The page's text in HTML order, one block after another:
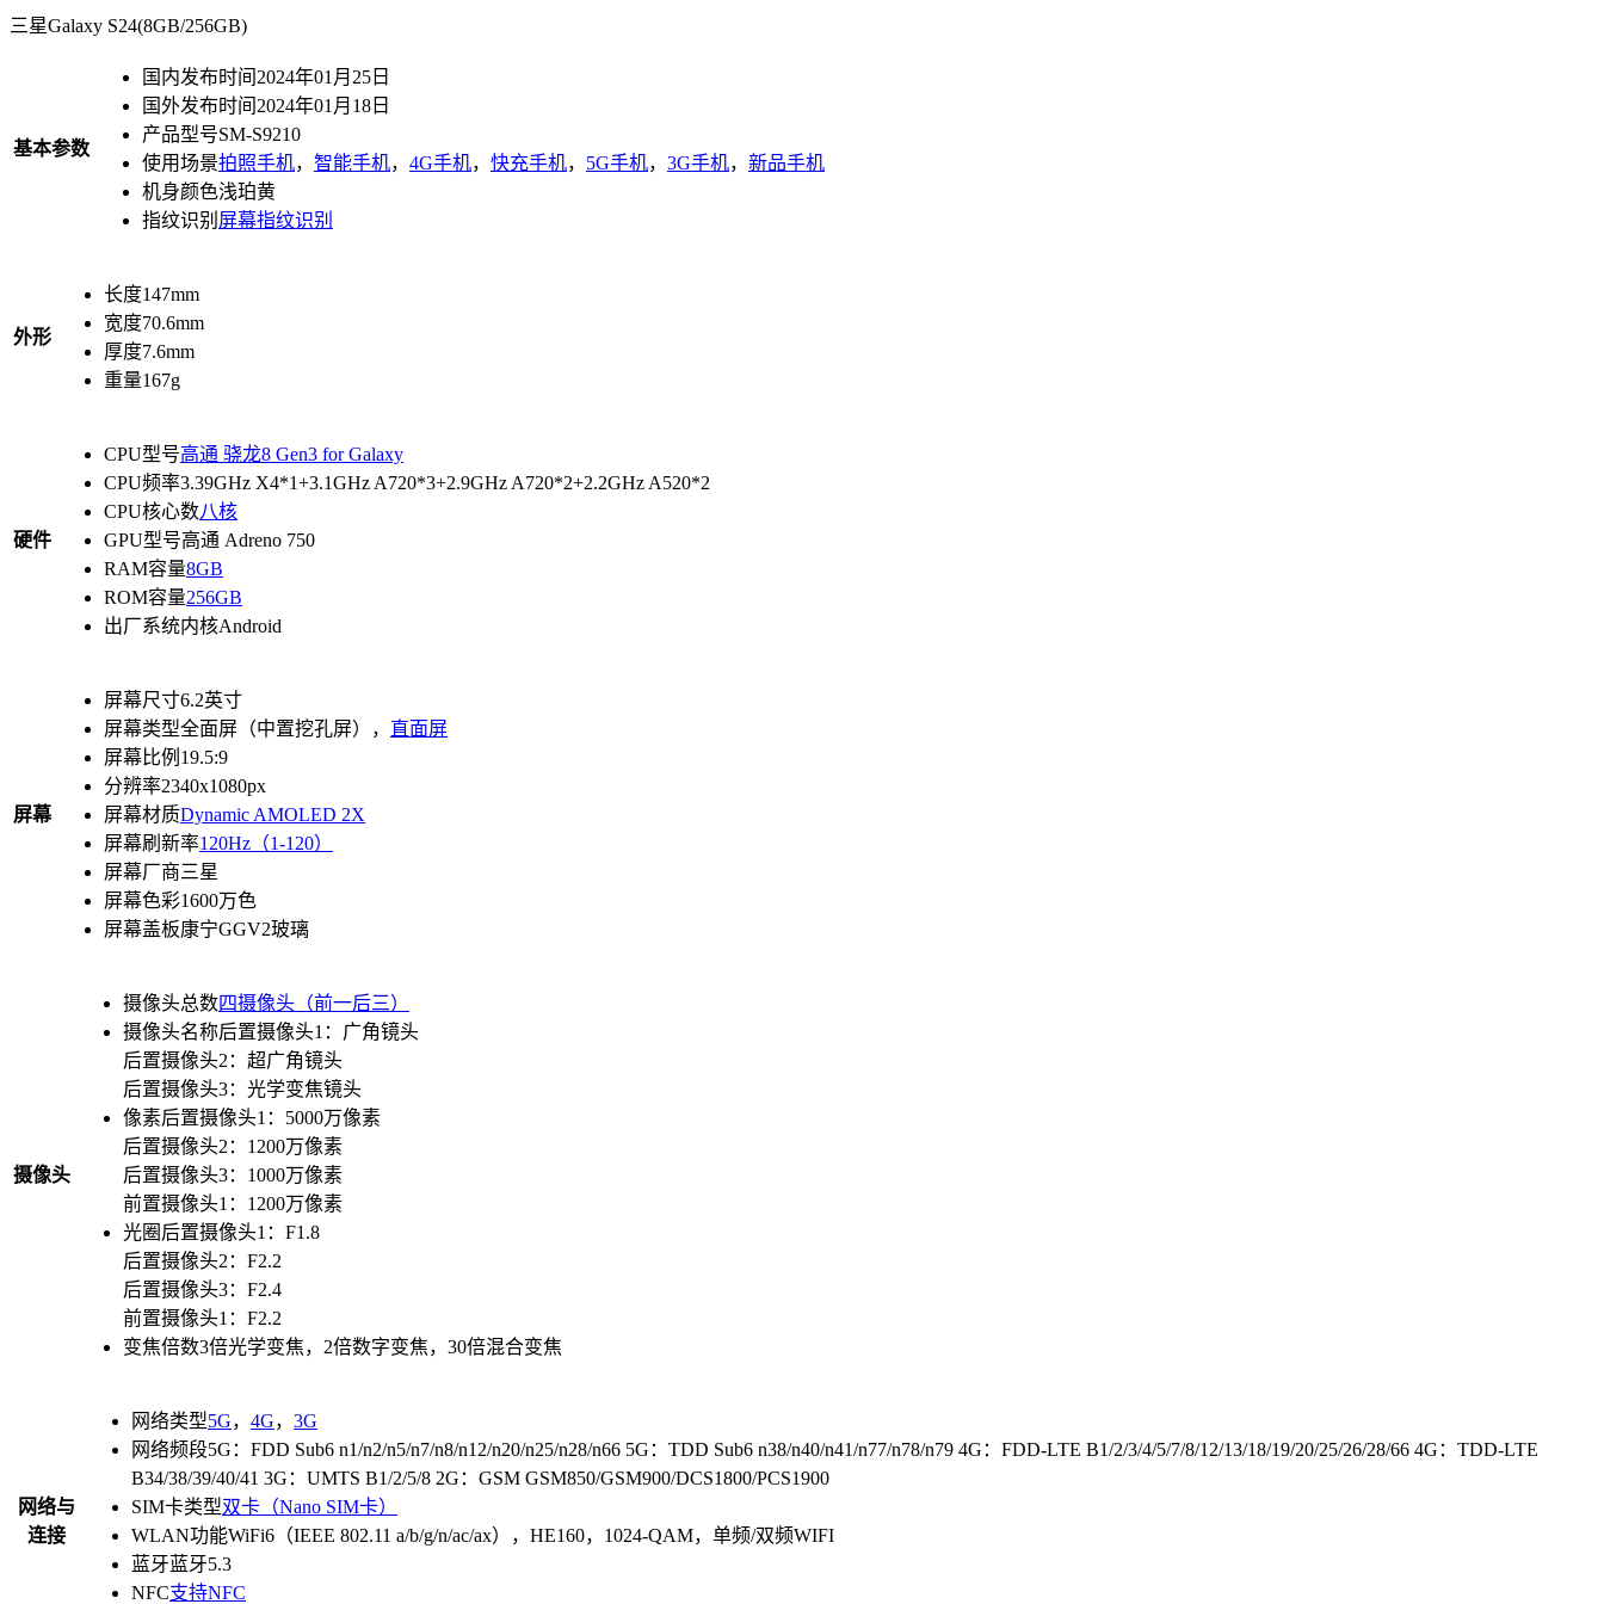
三星Galaxy S24(8GB/256GB)
基本参数
国内发布时间 2024年01月25日
国外发布时间 2024年01月18日
产品型号SM-S9210
使用场景拍照手机， 智能手机， 4G手机， 快充手机， 5G手机， 3G手机， 新品手机
机身颜色浅珀黄
指纹识别 屏幕指纹识别
外形
长度147mm
宽度70.6mm
厚度7.6mm
重量167g
硬件
CPU型号高通 骁龙8 Gen3 for Galaxy
CPU频率3.39GHz X4*1+3.1GHz A720*3+2.9GHz A720*2+2.2GHz A520*2
CPU核心数八核
GPU型号高通 Adreno 750
RAM容量8GB
ROM容量256GB
出厂系统内核Android
屏幕
屏幕尺寸6.2英寸
屏幕类型全面屏（中置挖孔屏）， 直面屏
屏幕比例 19.5:9
分辨率2340x1080px
屏幕材质Dynamic AMOLED 2X
屏幕刷新率120Hz（1-120）
屏幕厂商三星
屏幕色彩1600万色
屏幕盖板康宁GGV2玻璃
摄像头
摄像头总数四摄像头（前一后三）
摄像头名称后置摄像头1：广角镜头
后置摄像头2：超广角镜头
后置摄像头3：光学变焦镜头
像素后置摄像头1：5000万像素
后置摄像头2：1200万像素
后置摄像头3：1000万像素
前置摄像头1：1200万像素
光圈 后置摄像头1：F1.8
后置摄像头2：F2.2
后置摄像头3：F2.4
前置摄像头1：F2.2
变焦倍数3倍光学变焦，2倍数字变焦，30倍混合变焦
网络与
连接
网络类型5G， 4G， 3G
网络频段5G：FDD Sub6 n1/n2/n5/n7/n8/n12/n20/n25/n28/n66 5G：TDD Sub6 n38/n40/n41/n77/n78/n79 4G：FDD-LTE B1/2/3/4/5/7/8/12/13/18/19/20/25/26/28/66 4G：TDD-LTE
B34/38/39/40/41 3G：UMTS B1/2/5/8 2G：GSM GSM850/GSM900/DCS1800/PCS1900
SIM卡类型双卡（Nano SIM卡）
WLAN功能WiFi6（IEEE 802.11 a/b/g/n/ac/ax），HE160，1024-QAM，单频/双频WIFI
蓝牙蓝牙5.3
NFC支持NFC